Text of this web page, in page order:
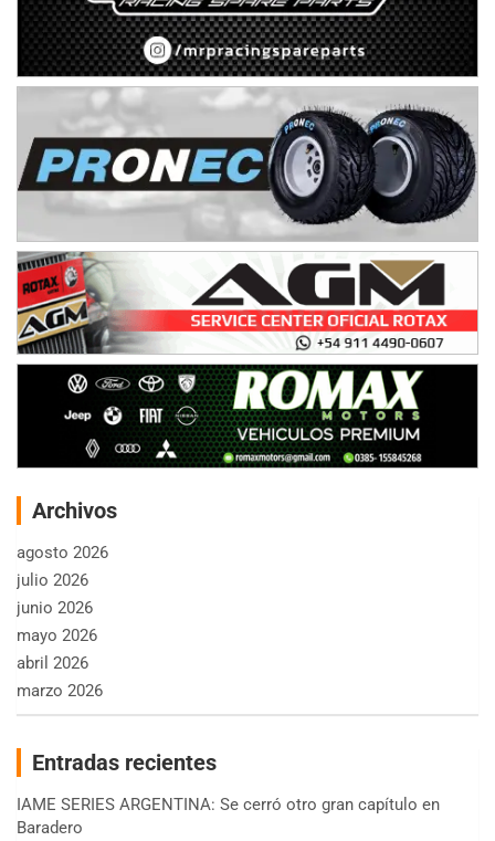
Archivos
agosto 2026
julio 2026
junio 2026
mayo 2026
abril 2026
marzo 2026
Entradas recientes
IAME SERIES ARGENTINA: Se cerró otro gran capítulo en
Baradero